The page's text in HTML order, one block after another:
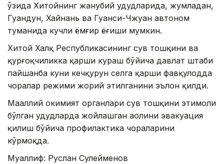
ўзида Хитойнинг жанубий ҳудудларида, жумладан,
Гуандун, Хайнань ва Гуанси-Чжуан автоном
туманида кучли ёмғир ёғиши мумкин.
Хитой Халқ Республикасининг сув тошқини ва
қурғоқчиликка қарши кураш бўйича давлат штаби
пайшанба куни кечқурун селга қарши фавқулодда
чоралар режими жорий этилганини эълон қилди.
Маҳаллий ҳокимият органлари сув тошқини эҳтимоли
бўлган ҳудудларда жойлашган аҳолини эвакуация
қилиш бўйича профилактика чораларини
кўрмоқда.
Муаллиф: Руслан Сулейменов